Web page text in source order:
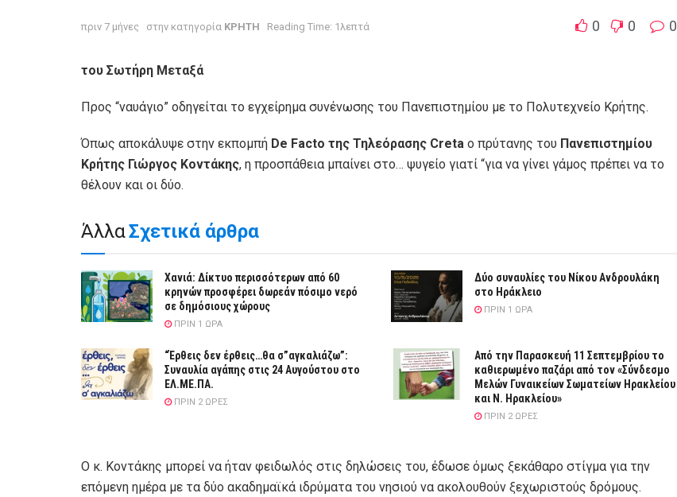
πριν 7 μήνες στην κατηγορία ΚΡΗΤΗ Reading Time: 1λεπτά 0 0 0
του Σωτήρη Μεταξά
Προς “ναυάγιο” οδηγείται το εγχείρημα συνένωσης του Πανεπιστημίου με το Πολυτεχνείο Κρήτης.
Όπως αποκάλυψε στην εκπομπή De Facto της Τηλεόρασης Creta ο πρύτανης του Πανεπιστημίου
Κρήτης Γιώργος Κοντάκης, η προσπάθεια μπαίνει στο… ψυγείο γιατί “για να γίνει γάμος πρέπει να το
θέλουν και οι δύο.
ΆλλαΣχετικά άρθρα
Χανιά: Δίκτυο περισσότερων από 60
κρηνών προσφέρει δωρεάν πόσιμο νερό
σε δημόσιους χώρους
ΠΡΙΝ 1 ΏΡΑ
Δύο συναυλίες του Νίκου Ανδρουλάκη
στο Ηράκλειο
ΠΡΙΝ 1 ΏΡΑ
“Έρθεις δεν έρθεις…θα σ”αγκαλιάζω”:
Συναυλία αγάπης στις 24 Αυγούστου στο
ΕΛ.ΜΕ.ΠΑ.
ΠΡΙΝ 2 ΏΡΕΣ
Από την Παρασκευή 11 Σεπτεμβρίου το
καθιερωμένο παζάρι από τον «Σύνδεσμο
Μελών Γυναικείων Σωματείων Ηρακλείου
και Ν. Ηρακλείου»
ΠΡΙΝ 2 ΏΡΕΣ
Ο κ. Κοντάκης μπορεί να ήταν φειδωλός στις δηλώσεις του, έδωσε όμως ξεκάθαρο στίγμα για την
επόμενη ημέρα με τα δύο ακαδημαϊκά ιδρύματα του νησιού να ακολουθούν ξεχωριστούς δρόμους.